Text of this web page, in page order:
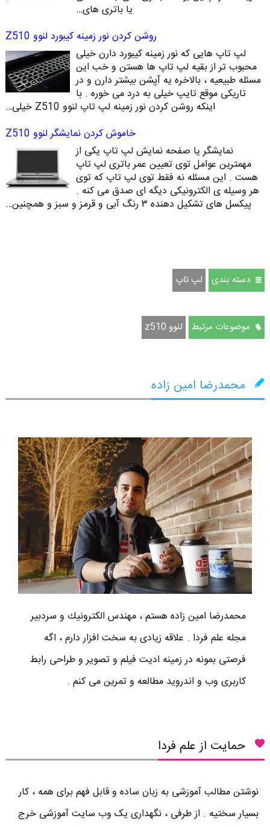
یا باتری های…
روشن کردن نور زمینه کیبورد لنوو Z510
لپ تاپ هایی که نور زمینه کیبورد دارن خیلی
محبوب تر از بقیه لپ تاپ ها هستن و خب این
مسئله طبیعیه ، بالاخره یه آپشن بیشتر دارن و در
تاریکی موقع تایپ خیلی به درد می خوره . با
اینکه روشن کردن نور زمینه لپ تاپ لنوو Z510 خیلی…
خاموش کردن نمایشگر لنوو Z510
نمایشگر یا صفحه نمایش لپ تاپ یکی از
مهمترین عوامل توی تعیین عمر باتری لپ تاپ
هست . این مسئله نه فقط توی لپ تاپ که توی
هر وسیله ی الکترونیکی دیگه ای صدق می کنه .
پیکسل های تشکیل دهنده ۳ رنگ آبی و قرمز و سبز و همچنین…
دسته بندی لپ تاپ
موضوعات مرتبط لنوو z510
محمدرضا امین زاده
محمدرضا امين زاده هستم ، مهندس الكترونيك و سردبير
مجله علم فردا . علاقه زیادی به سخت افزار دارم ، اگه
فرصتی بمونه در زمینه ادیت فیلم و تصویر و طراحی رابط
کاربری وب و اندروید مطالعه و تمرین می کنم .
حمایت از علم فردا
نوشتن مطالب آموزشی به زبان ساده و قابل فهم برای همه ، کار
بسیار سختیه . از طرفی ، نگهداری یک وب سایت آموزشی خرج